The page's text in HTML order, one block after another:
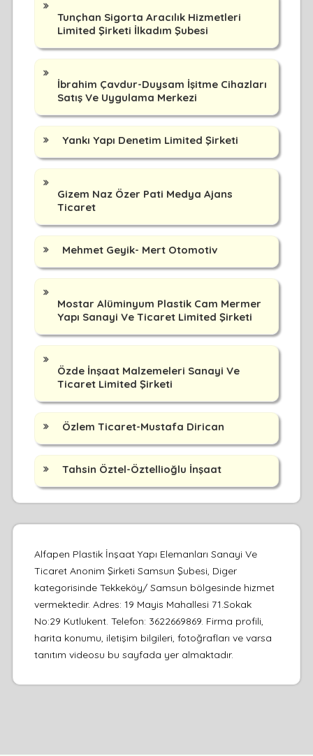
Tunçhan Sigorta Aracılık Hizmetleri
Limited Şirketi İlkadım Şubesi
İbrahim Çavdur-Duysam İşitme Cihazları
Satış Ve Uygulama Merkezi
Yankı Yapı Denetim Limited Şirketi
Gizem Naz Özer Pati Medya Ajans
Ticaret
Mehmet Geyik- Mert Otomotiv
Mostar Alüminyum Plastik Cam Mermer
Yapı Sanayi Ve Ticaret Limited Şirketi
Özde İnşaat Malzemeleri Sanayi Ve
Ticaret Limited Şirketi
Özlem Ticaret-Mustafa Dirican
Tahsin Öztel-Öztellioğlu İnşaat
Alfapen Plastik İnşaat Yapı Elemanları Sanayi Ve
Ticaret Anonim Şirketi Samsun Şubesi, Diger
kategorisinde Tekkeköy/ Samsun bölgesinde hizmet
vermektedir. Adres: 19 Mayis Mahallesi 71.Sokak
No:29 Kutlukent. Telefon: 3622669869. Firma profili,
harita konumu, iletişim bilgileri, fotoğrafları ve varsa
tanıtım videosu bu sayfada yer almaktadır.